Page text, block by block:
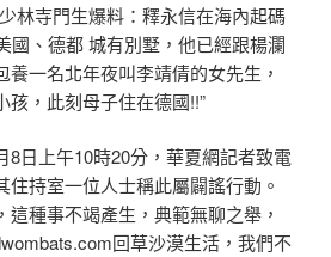
林寺門生爆料：釋永信在海內起碼
國、德都 城有別墅，他已經跟楊瀾
一名北年夜叫李靖倩的女先生，
孩，此刻母子住在德國!!”
8日上午10時20分，華夏網記者致電
住持室一位人士稱此屬闢謠行動。
種事不竭產生，典範無聊之舉，
回草沙漠生活，我們不